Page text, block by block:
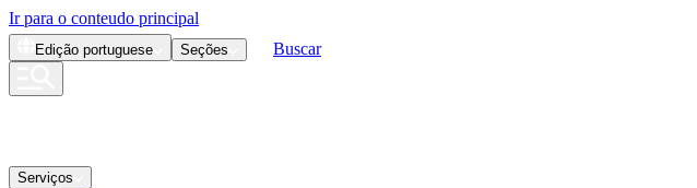
Ir para o conteudo principal
Edição portuguese Seções Buscar
Serviços